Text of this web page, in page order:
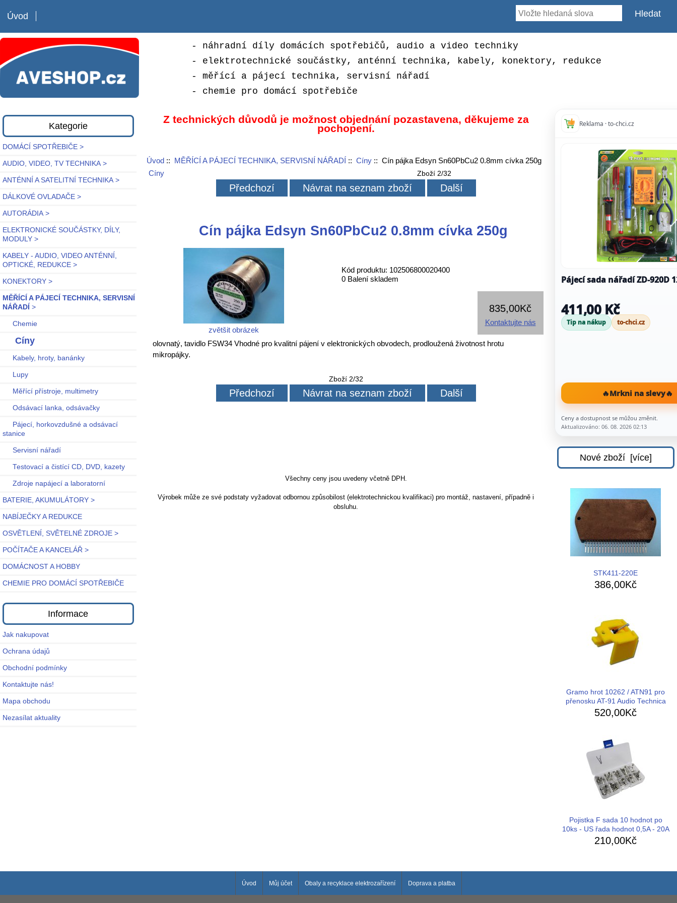
Úvod
- náhradní díly domácích spotřebičů, audio a video techniky
- elektrotechnické součástky, anténní technika, kabely, konektory, redukce
- měřící a pájecí technika, servisní nářadí
- chemie pro domácí spotřebiče
Kategorie
DOMÁCÍ SPOTŘEBIČE >
AUDIO, VIDEO, TV TECHNIKA >
ANTÉNNÍ A SATELITNÍ TECHNIKA >
DÁLKOVÉ OVLADAČE >
AUTORÁDIA >
ELEKTRONICKÉ SOUČÁSTKY, DÍLY,
MODULY >
KABELY - AUDIO, VIDEO ANTÉNNÍ,
OPTICKÉ, REDUKCE >
KONEKTORY >
MĚŘÍCÍ A PÁJECÍ TECHNIKA, SERVISNÍ
NÁŘADÍ >
Chemie
Cíny
Kabely, hroty, banánky
Lupy
Měřící přístroje, multimetry
Odsávací lanka, odsávačky
Pájecí, horkovzdušné a odsávací
stanice
Servisní nářadí
Testovací a čistící CD, DVD, kazety
Zdroje napájecí a laboratorní
BATERIE, AKUMULÁTORY >
NABÍJEČKY A REDUKCE
OSVĚTLENÍ, SVĚTELNÉ ZDROJE >
POČÍTAČE A KANCELÁŘ >
DOMÁCNOST A HOBBY
CHEMIE PRO DOMÁCÍ SPOTŘEBIČE
Informace
Jak nakupovat
Ochrana údajů
Obchodní podmínky
Kontaktujte nás!
Mapa obchodu
Nezasílat aktuality
Z technických důvodů je možnost objednání pozastavena, děkujeme za
pochopení.
Úvod:: MĚŘÍCÍ A PÁJECÍ TECHNIKA, SERVISNÍ NÁŘADÍ :: Cíny:: Cín pájka Edsyn Sn60PbCu2 0.8mm cívka 250g
Cíny
Zboží 2/32
Předchozí Návrat na seznam zboží Další
Cín pájka Edsyn Sn60PbCu2 0.8mm cívka 250g
zvětšit obrázek
Kód produktu: 102506800020400
0 Balení skladem
835,00Kč
Kontaktujte nás
olovnatý, tavidlo FSW34 Vhodné pro kvalitní pájení v elektronických obvodech, prodloužená životnost hrotu
mikropájky.
Zboží 2/32
Předchozí Návrat na seznam zboží Další
Všechny ceny jsou uvedeny včetně DPH.
Výrobek může ze své podstaty vyžadovat odbornou způsobilost (elektrotechnickou kvalifikaci) pro montáž, nastavení, případně i
obsluhu.
Reklama · to-chci.cz
Pájecí sada nářadí ZD-920D
411,00 Kč
Tip na nákup to-chci.cz
🔥Mrkni na slevy🔥
Ceny a dostupnost se můžou změnit.
Aktualizováno: 06. 08. 2026 02:13
Nové zboží [více]
STK411-220E
386,00Kč
Gramo hrot 10262 / ATN91 pro
přenosku AT-91 Audio Technica
520,00Kč
Pojistka F sada 10 hodnot po
10ks - US řada hodnot 0,5A - 20A
210,00Kč
Úvod Můj účet Obaly a recyklace elektrozařízení Doprava a platba